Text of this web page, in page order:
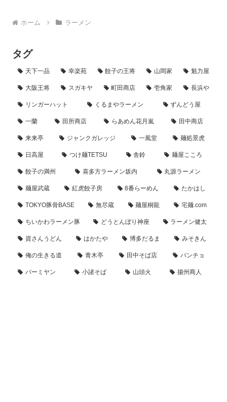
ホーム ラーメン
タグ
天下一品 幸楽苑 餃子の王将 山岡家 魁力屋
大阪王将 スガキヤ 町田商店 壱角家 長浜や
リンガーハット くるまやラーメン ずんどう屋
一蘭 田所商店 らあめん花月嵐 田中商店
来来亭 ジャンクガレッジ 一風堂 麺処景虎
日高屋 つけ麺TETSU 舎鈴 麺屋こころ
餃子の満州 喜多方ラーメン坂内 丸源ラーメン
麺屋武蔵 紅虎餃子房 8番らーめん たかはし
TOKYO豚骨BASE 無尽蔵 麺屋桐龍 宅麺.com
ちいかわラーメン豚 どうとんぼり神座 ラーメン健太
資さんうどん はかたや 博多だるま みそきん
俺の生きる道 青木亭 田中そば店 パンチョ
バーミヤン 小諸そば 山頭火 揚州商人